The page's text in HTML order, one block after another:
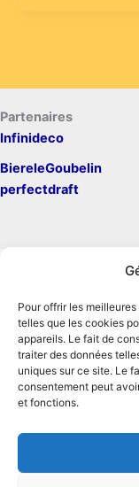
Pour offrir les
telles que les cookies
appareils. Le fait de
traiter des données
uniques sur ce site. Le
consentement peut
et fonctions.
Partenaires
Infinideco
BiereleGoubelin
perfectdraft
Mentions légales
Contact
Conditions
Conditions
Politique de cookies